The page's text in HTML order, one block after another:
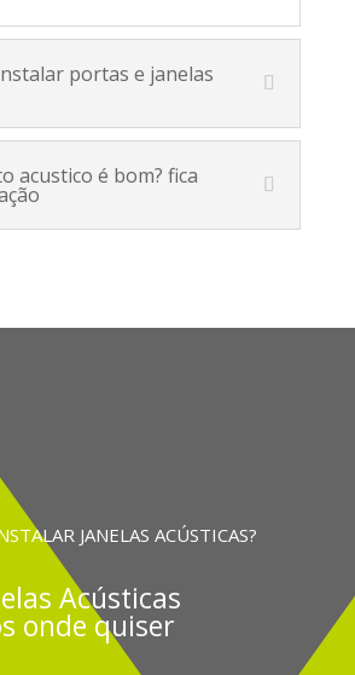
portas e janelas
acustico é bom? fica
JANELAS ACÚSTICAS?
Acústicas
onde quiser